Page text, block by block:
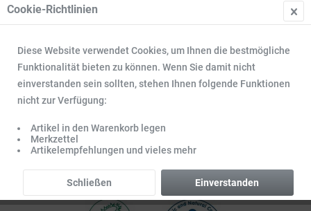
Cookie-Richtlinien
Diese Website verwendet Cookies, um Ihnen die bestmögliche
Funktionalität bieten zu können. Wenn Sie damit nicht
einverstanden sein sollten, stehen Ihnen folgende Funktionen
nicht zur Verfügung:
Artikel in den Warenkorb legen
Merkzettel
Artikelempfehlungen und vieles mehr
Einverstanden
Schließen